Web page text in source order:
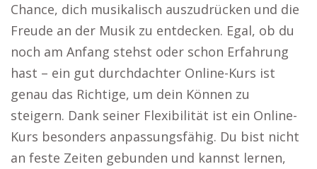
Chance, dich musikalisch auszudrücken und die
Freude an der Musik zu entdecken. Egal, ob du
noch am Anfang stehst oder schon Erfahrung
hast – ein gut durchdachter Online-Kurs ist
genau das Richtige, um dein Können zu
steigern. Dank seiner Flexibilität ist ein Online-
Kurs besonders anpassungsfähig. Du bist nicht
an feste Zeiten gebunden und kannst lernen,